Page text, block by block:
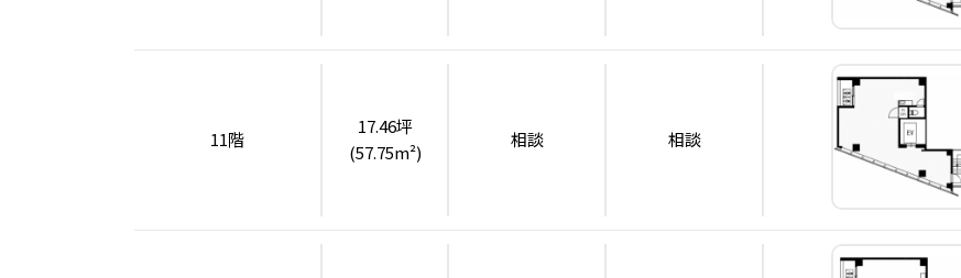
11階
17.46坪
(57.75m²)
相談 相談